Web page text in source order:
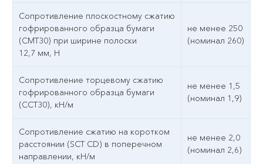
Сопротивление плоскостному сжатию
гофрированного образца бумаги
(СМТ30) при ширине полоски
12,7 мм, Н
не менее 250
(номинал 260)
Сопротивление торцевому сжатию
гофрированного образца бумаги
(ССТ30), кН/м
не менее 1,5
(номинал 1,9)
Сопротивление сжатию на коротком
расстоянии (SCT CD) в поперечном
направлении, кН/м
не менее 2,0
(номинал 2,6)